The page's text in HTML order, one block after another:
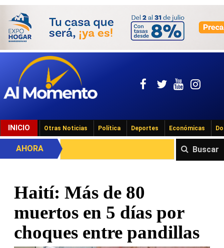
INICIO Otras Noticias Política Deportes Económicas
Buscar
AHORA
Haití: Más de 80
muertos en 5 días por
choques entre pandillas